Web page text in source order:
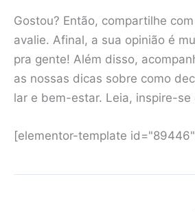
Gostou? Então, compartilhe
avalie. Afinal, a sua opinião é
pra gente! Além disso,
as nossas dicas sobre como
lar e bem-estar. Leia, inspire-se
[elementor-template